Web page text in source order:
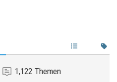
1,122 Themen